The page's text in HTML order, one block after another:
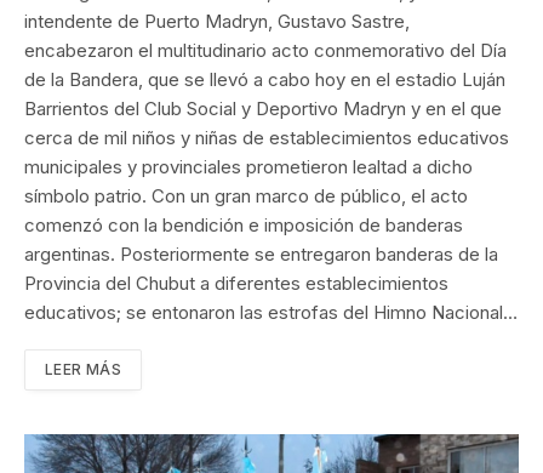
intendente de Puerto Madryn, Gustavo Sastre,
encabezaron el multitudinario acto conmemorativo del Día
de la Bandera, que se llevó a cabo hoy en el estadio Luján
Barrientos del Club Social y Deportivo Madryn y en el que
cerca de mil niños y niñas de establecimientos educativos
municipales y provinciales prometieron lealtad a dicho
símbolo patrio. Con un gran marco de público, el acto
comenzó con la bendición e imposición de banderas
argentinas. Posteriormente se entregaron banderas de la
Provincia del Chubut a diferentes establecimientos
educativos; se entonaron las estrofas del Himno Nacional…
LEER MÁS